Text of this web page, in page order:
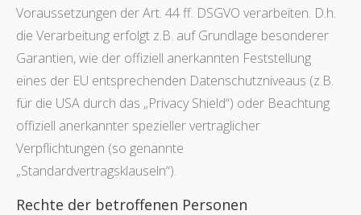
Voraussetzungen der Art. 44 ff. DSGVO verarbeiten. D.h.
die Verarbeitung erfolgt z.B. auf Grundlage besonderer
Garantien, wie der offiziell anerkannten Feststellung
eines der EU entsprechenden Datenschutzniveaus (z.B.
für die USA durch das „Privacy Shield“) oder Beachtung
offiziell anerkannter spezieller vertraglicher
Verpflichtungen (so genannte
„Standardvertragsklauseln“).
Rechte der betroffenen Personen